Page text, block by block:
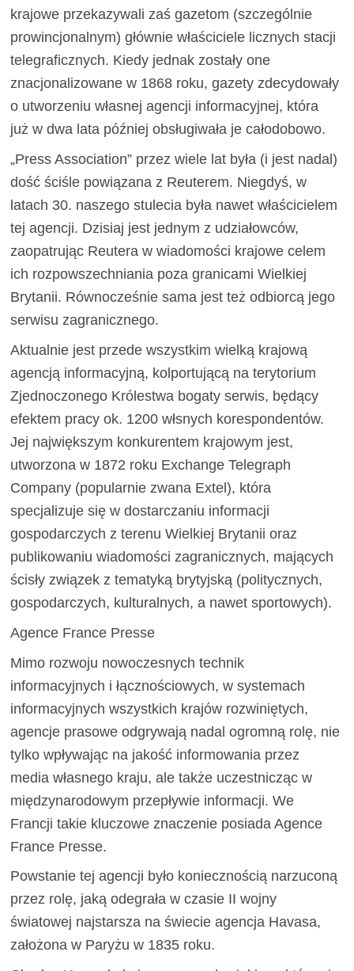
krajowe przekazywali zaś gazetom (szczególnie
prowincjonalnym) głównie właściciele licznych stacji
telegraficznych. Kiedy jednak zostały one
znacjonalizowane w 1868 roku, gazety zdecydowały
o utworzeniu własnej agencji informacyjnej, która
już w dwa lata później obsługiwała je całodobowo.
„Press Association” przez wiele lat była (i jest nadal)
dość ściśle powiązana z Reuterem. Niegdyś, w
latach 30. naszego stulecia była nawet właścicielem
tej agencji. Dzisiaj jest jednym z udziałowców,
zaopatrując Reutera w wiadomości krajowe celem
ich rozpowszechniania poza granicami Wielkiej
Brytanii. Równocześnie sama jest też odbiorcą jego
serwisu zagranicznego.
Aktualnie jest przede wszystkim wielką krajową
agencją informacyjną, kolportującą na terytorium
Zjednoczonego Królestwa bogaty serwis, będący
efektem pracy ok. 1200 włsnych korespondentów.
Jej największym konkurentem krajowym jest,
utworzona w 1872 roku Exchange Telegraph
Company (popularnie zwana Extel), która
specjalizuje się w dostarczaniu informacji
gospodarczych z terenu Wielkiej Brytanii oraz
publikowaniu wiadomości zagranicznych, mających
ścisły związek z tematyką brytyjską (politycznych,
gospodarczych, kulturalnych, a nawet sportowych).
Agence France Presse
Mimo rozwoju nowoczesnych technik
informacyjnych i łącznościowych, w systemach
informacyjnych wszystkich krajów rozwiniętych,
agencje prasowe odgrywają nadal ogromną rolę, nie
tylko wpływając na jakość informowania przez
media własnego kraju, ale także uczestnicząc w
międzynarodowym przepływie informacji. We
Francji takie kluczowe znaczenie posiada Agence
France Presse.
Powstanie tej agencji było koniecznością narzuconą
przez rolę, jaką odegrała w czasie II wojny
światowej najstarsza na świecie agencja Havasa,
założona w Paryżu w 1835 roku.